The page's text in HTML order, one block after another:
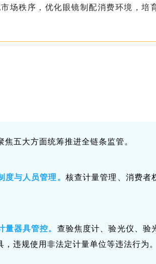
场秩序，优化眼镜制配消费环境，
焦五大方面统筹推进全链条监管。
度与人员管理。 核查计量管理、消费者
量器具管控。 查验焦度计、验光仪、验
，违规使用非法定计量单位等违法行为。